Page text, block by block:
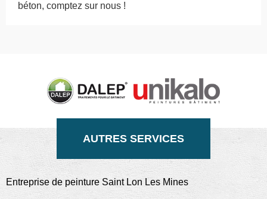
béton, comptez sur nous !
AUTRES SERVICES
Entreprise de peinture Saint Lon Les Mines